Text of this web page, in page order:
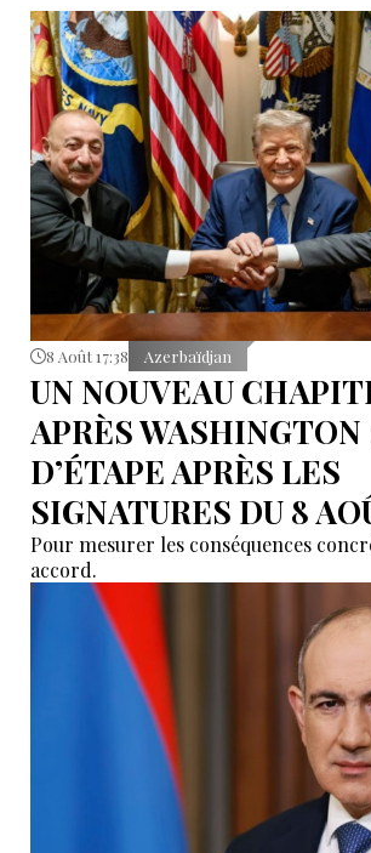
8 Août 17:38 Azerbaïdjan
UN NOUVEAU
APRÈS
D’ÉTAPE APRÈS LES
SIGNATURES DU 8
Pour mesurer les conséquences
accord.